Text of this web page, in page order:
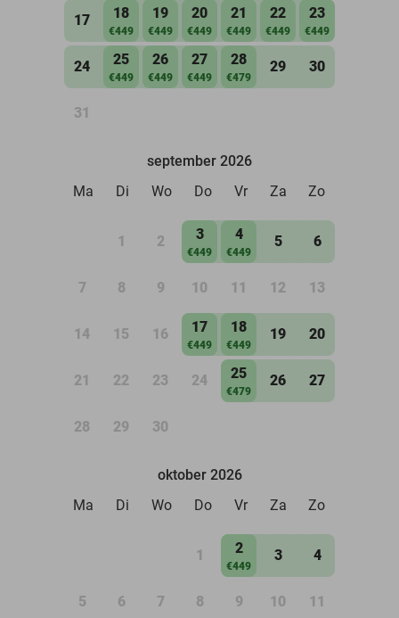
17 18
€449
19
€449
20
€449
21
€449
22
€449
23
€449
24 25
€449
26
€449
27
€449
28
€479
29 30
31
september 2026
Ma
Di Wo Do Vr Za Zo
1 2 3
€449
4
€449
5 6
7 8 9 10 11 12 13
14 15 16 17
€449
18
€449
19 20
21 22 23 24 25
€479
26 27
28 29 30
oktober 2026
Ma
Di Wo Do Vr Za Zo
1 2
€449
3 4
5 6 7 8 9 10 11